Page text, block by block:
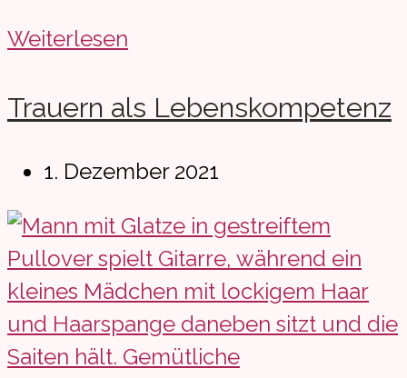
Weiterlesen
kostbar”:
Abend
Worten
und
Musik
Trauern als Lebenskompetenz
Beitrag
1. Dezember 2021